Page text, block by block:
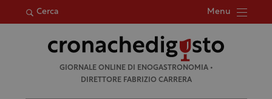
Cerca Menu
per:
GIORNALE ONLINE DI ENOGASTRONOMIA •
DIRETTORE FABRIZIO CARRERA